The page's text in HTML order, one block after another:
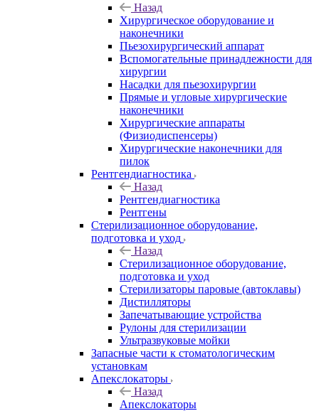
Назад
Хирургическое оборудование и
наконечники
Пьезохирургический аппарат
Вспомогательные принадлежности для
хирургии
Насадки для пьезохирургии
Прямые и угловые хирургические
наконечники
Хирургические аппараты
(Физиодиспенсеры)
Хирургические наконечники для
пилок
Рентгендиагностика
Назад
Рентгендиагностика
Рентгены
Стерилизационное оборудование,
подготовка и уход
Назад
Стерилизационное оборудование,
подготовка и уход
Стерилизаторы паровые (автоклавы)
Дистилляторы
Запечатывающие устройства
Рулоны для стерилизации
Ультразвуковые мойки
Запасные части к стоматологическим
установкам
Апекслокаторы
Назад
Апекслокаторы